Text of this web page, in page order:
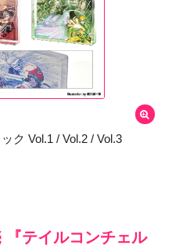
ク Vol.1 / Vol.2 / Vol.3
『テイルコンチェル